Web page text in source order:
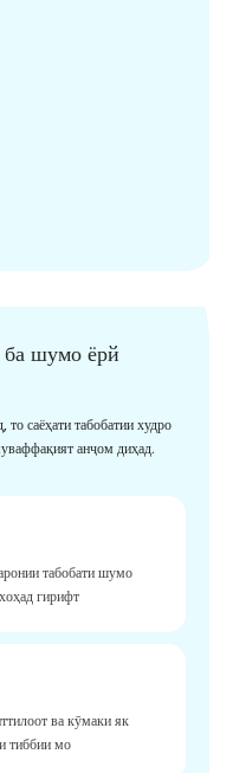
шумо ёрй
саёҳати табобатии худро
анҷом диҳад.
табобати шумо
гирифт
ва кӯмаки як
тиббии мо